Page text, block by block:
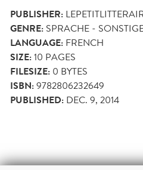
PUBLISHER:
GENRE: SPRACHE -
LANGUAGE: FRENCH
SIZE:10 PAGES
FILESIZE: 0 BYTES
ISBN:9782806232649
PUBLISHED: DEC. 9, 2014